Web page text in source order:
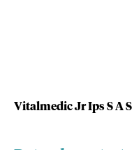
Vitalmedic Jr Ips S A S